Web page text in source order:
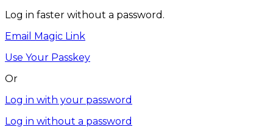
Log in faster without a password.
Email Magic Link
Use Your Passkey
Or
Log in with your password
Log in without a password